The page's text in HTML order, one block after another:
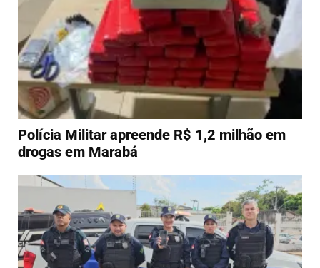
Polícia Militar apreende R$ 1,2 milhão em
drogas em Marabá